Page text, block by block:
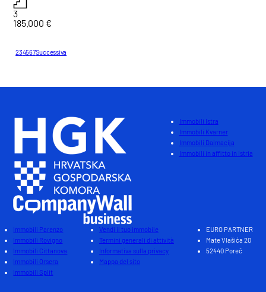
3
185.000 €
1234567Successiva
Immobili Istra
Immobili Kvarner
Immobili Dalmacija
Immobili in affitto in Istria
Immobili Parenzo
Immobili Rovigno
Immobili Cittanova
Immobili Orsera
Immobili Split
Vendi il tuo immobile
Termini generali di attività
Informativa sulla privacy
Mappa del sito
EURO PARTNER
Mate Vlašića 20
52440 Poreč